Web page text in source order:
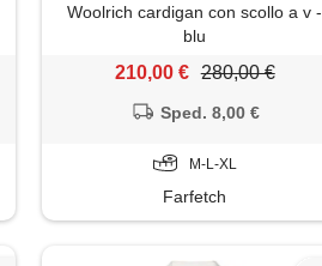
Woolrich cardigan con scollo a v -
blu
210,00 € 280,00 €
Sped. 8,00 €
M-L-XL
Farfetch